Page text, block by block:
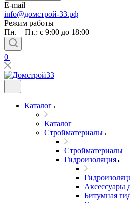
E-mail
info@домстрой-33.рф
Режим работы
Пн. – Пт.: с 9:00 до 18:00
0
Каталог
Каталог
Стройматериалы
Стройматериалы
Гидроизоляция
Аксессуары
Битумная